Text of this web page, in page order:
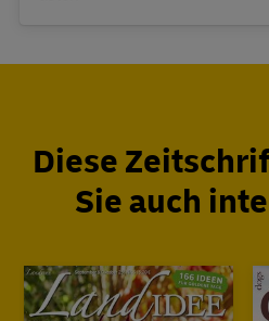
Diese
Sie auch